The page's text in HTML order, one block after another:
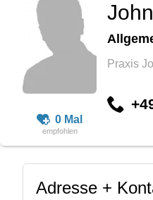
0 Mal
Praxis
Adresse +